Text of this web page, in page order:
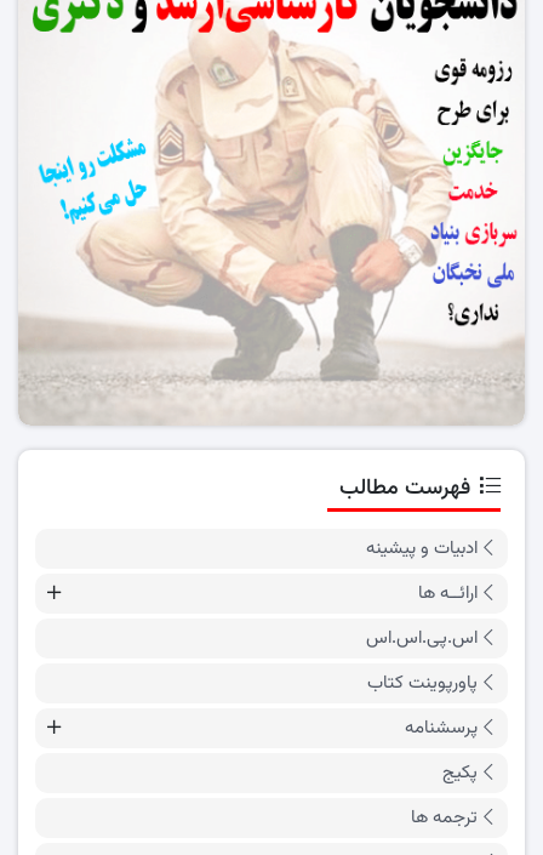
فهرست مطالب
ادبیات و پیشینه
ارائــه ها
اس.پی.اس.اس
پاورپوینت کتاب
پرسشنامه
پکیج
ترجمه ها